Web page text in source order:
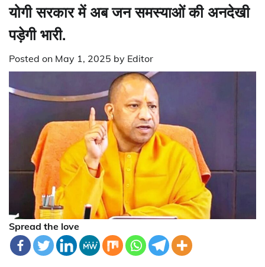
योगी सरकार में अब जन समस्याओं की अनदेखी
पड़ेगी भारी.
Posted on May 1, 2025 by Editor
Spread the love